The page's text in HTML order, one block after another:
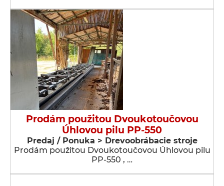
Prodám použitou Dvoukotoučovou
Úhlovou pilu PP-550
Predaj / Ponuka > Drevoobrábacie stroje
Prodám použitou Dvoukotoučovou Úhlovou pilu
PP-550 , …